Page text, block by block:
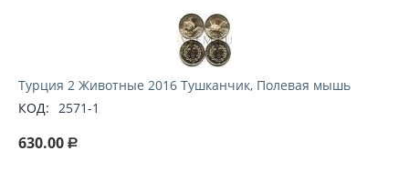
Турция 2 Животные 2016 Тушканчик, Полевая мышь
КОД: 2571-1
630.00 Р